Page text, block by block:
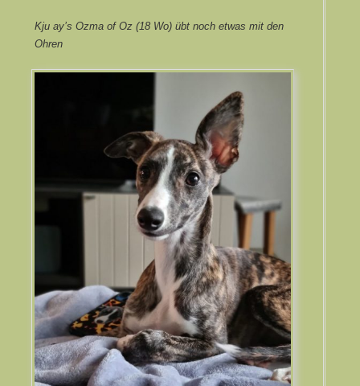
Kju ay’s Ozma of Oz (18 Wo) übt noch etwas mit den
Ohren